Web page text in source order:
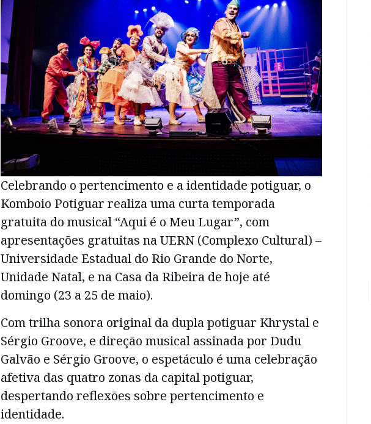
Celebrando o pertencimento e a identidade potiguar, o
Komboio Potiguar realiza uma curta temporada
gratuita do musical “Aqui é o Meu Lugar”, com
apresentações gratuitas na UERN (Complexo Cultural) –
Universidade Estadual do Rio Grande do Norte,
Unidade Natal, e na Casa da Ribeira de hoje até
domingo (23 a 25 de maio).
Com trilha sonora original da dupla potiguar Khrystal e
Sérgio Groove, e direção musical assinada por Dudu
Galvão e Sérgio Groove, o espetáculo é uma celebração
afetiva das quatro zonas da capital potiguar,
despertando reflexões sobre pertencimento e
identidade.